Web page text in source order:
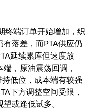
终端订单开始增加，织
落差，而PTA供应仍
延续累库但速度放
，原油震荡回调，
持低位，成本端有较强
下方调整空间受限，
或逢低试多。